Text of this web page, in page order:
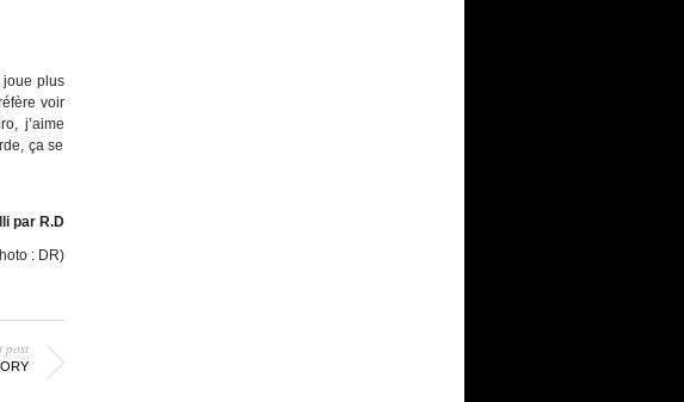
joue plus
voir
j’aime
ça se
par R.D
: DR)
post